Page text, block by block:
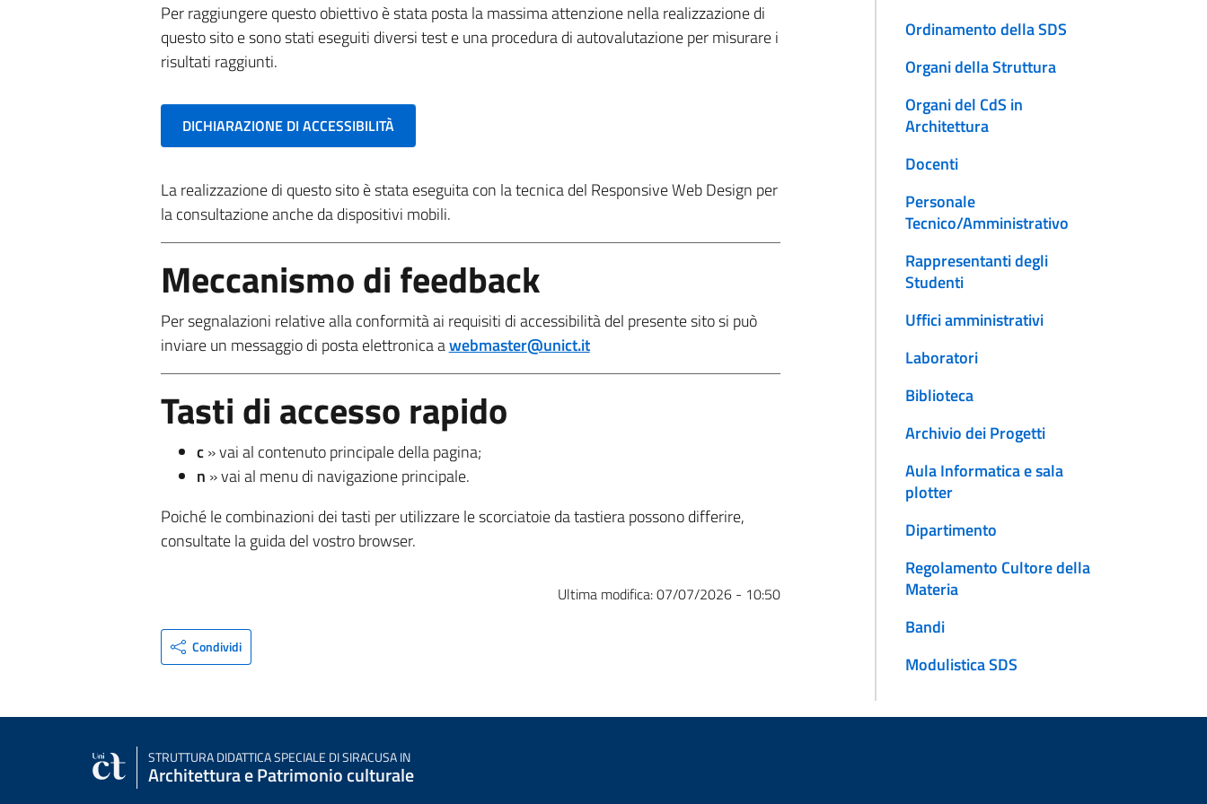
Per raggiungere questo obiettivo è stata posta la massima attenzione nella realizzazione di
questo sito e sono stati eseguiti diversi test e una procedura di autovalutazione per misurare i
risultati raggiunti.
DICHIARAZIONE DI ACCESSIBILITÀ
La realizzazione di questo sito è stata eseguita con la tecnica del Responsive Web Design per
la consultazione anche da dispositivi mobili.
Meccanismo di feedback
Per segnalazioni relative alla conformità ai requisiti di accessibilità del presente sito si può
inviare un messaggio di posta elettronica awebmaster@unict.it
Tasti di accesso rapido
c» vai al contenuto principale della pagina;
n » vai al menu di navigazione principale.
Poiché le combinazioni dei tasti per utilizzare le scorciatoie da tastiera possono differire,
consultate la guida del vostro browser.
Ultima modifica:07/07/2026 - 10:50
Condividi
Ordinamento della SDS
Organi della Struttura
Organi del CdS in
Architettura
Docenti
Personale
Tecnico/Amministrativo
Rappresentanti degli
Studenti
Uffici amministrativi
Laboratori
Biblioteca
Archivio dei Progetti
Aula Informatica e sala
plotter
Dipartimento
Regolamento Cultore della
Materia
Bandi
Modulistica SDS
STRUTTURA DIDATTICA SPECIALE DI SIRACUSA IN
Architettura e Patrimonio culturale